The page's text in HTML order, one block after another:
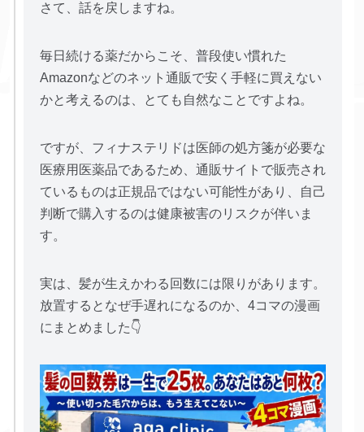
さて、話を戻しますね。
毎日続ける薬だからこそ、普段使い慣れた
Amazonなどのネット通販で安く手軽に買えない
かと考えるのは、とても自然なことですよね。
ですが、フィナステリドは医師の処方箋が必要な
医療用医薬品であるため、通販サイトで販売され
ているものは正規品ではない可能性があり、自己
判断で購入するのは健康被害のリスクが伴いま
す。
実は、髪が生えかわる回数には限りがあります。
放置するとなぜ手遅れになるのか、4コマの漫画
にまとめました👇